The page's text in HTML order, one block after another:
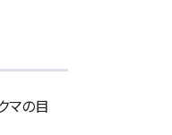
マの目